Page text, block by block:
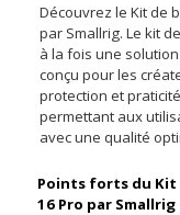
Découvrez le Kit de
par Smallrig. Le kit
à la fois une
conçu pour les
protection et
permettant aux
avec une qualité
Points forts du Kit
16 Pro par Smallrig